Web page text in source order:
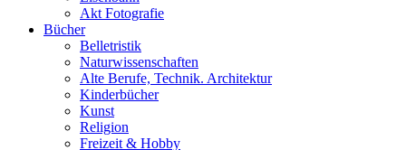
Akt Fotografie
Bücher
Belletristik
Naturwissenschaften
Alte Berufe, Technik. Architektur
Kinderbücher
Kunst
Religion
Freizeit & Hobby